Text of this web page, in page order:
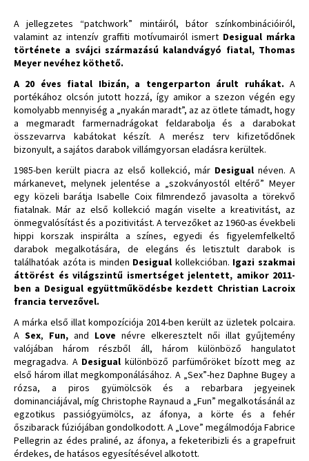
A jellegzetes “patchwork” mintáiról, bátor színkombinációiról,
valamint az intenzív graffiti motívumairól ismert Desigual márka
története a svájci származású kalandvágyó fiatal, Thomas
Meyer nevéhez köthető.
A 20 éves fiatal Ibizán, a tengerparton árult ruhákat. A
portékához olcsón jutott hozzá, így amikor a szezon végén egy
komolyabb mennyiség a „nyakán maradt”, az az ötlete támadt, hogy
a megmaradt farmernadrágokat feldarabolja és a darabokat
összevarrva kabátokat készít. A merész terv kifizetődőnek
bizonyult, a sajátos darabok villámgyorsan eladásra kerültek.
1985-ben került piacra az első kollekció, már Desigualnéven. A
márkanevet, melynek jelentése a „szokványostól eltérő” Meyer
egy közeli barátja Isabelle Coix filmrendező javasolta a törekvő
fiatalnak. Már az első kollekció magán viselte a kreativitást, az
önmegvalósítást és a pozitivitást. A tervezőket az 1960-as évekbeli
hippi korszak inspirálta a színes, egyedi és figyelemfelkeltő
darabok megalkotására, de elegáns és letisztult darabok is
találhatóak azóta is minden Desigual kollekcióban. Igazi szakmai
áttörést és világszintű ismertséget jelentett, amikor 2011-
ben a Desigual együttműködésbe kezdett Christian Lacroix
francia tervezővel.
A márka első illat kompozíciója 2014-ben került az üzletek polcaira.
A Sex, Fun, and Love névre elkeresztelt női illat gyűjtemény
valójában három részből áll, három különböző hangulatot
megragadva. A Desigual különböző parfümőröket bízott meg az
első három illat megkomponálásához. A „Sex”-hez Daphne Bugey a
rózsa, a piros gyümölcsök és a rebarbara jegyeinek
dominanciájával, míg Christophe Raynaud a „Fun” megalkotásánál az
egzotikus passiógyümölcs, az áfonya, a körte és a fehér
őszibarack fúziójában gondolkodott. A „Love” megálmodója Fabrice
Pellegrin az édes praliné, az áfonya, a feketeribizli és a grapefruit
érdekes, de hatásos egyesítésével alkotott.